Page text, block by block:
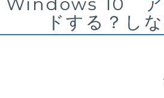
ドする？し